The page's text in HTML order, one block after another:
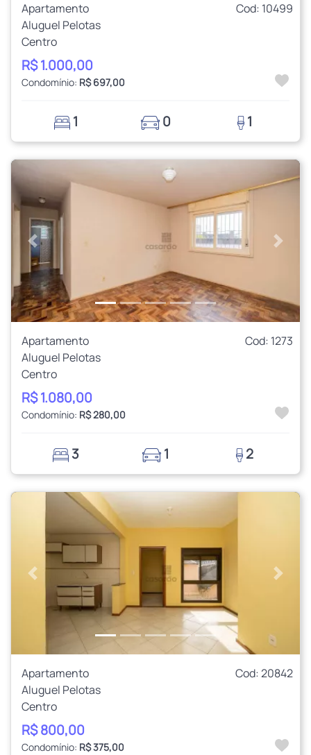
Apartamento
Cod: 10499
Aluguel Pelotas
Centro
R$ 1.000,00
Condomínio: R$ 697,00
1 0 1
Anterior
Apartamento
Cod: 1273
Aluguel Pelotas
Centro
R$ 1.080,00
Condomínio: R$ 280,00
3 1 2
Anterior
Apartamento
Cod: 20842
Aluguel Pelotas
Centro
R$ 800,00
Condomínio: R$ 375,00